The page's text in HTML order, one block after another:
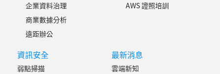
企業資料治理
商業數據分析
遠距辦公
AWS 證照培訓
資訊安全
弱點掃描
最新消息
雲端新知